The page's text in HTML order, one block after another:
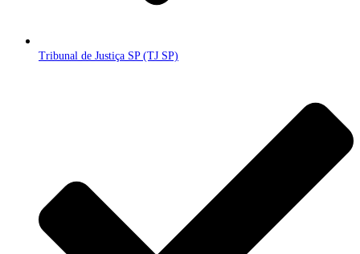
Tribunal de Justiça SP (TJ SP)